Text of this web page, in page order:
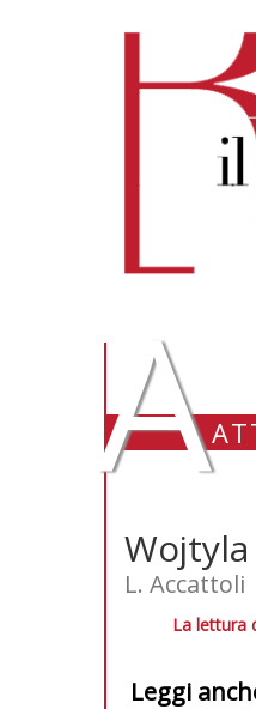
A
L. Accattoli
La lettura
Leggi